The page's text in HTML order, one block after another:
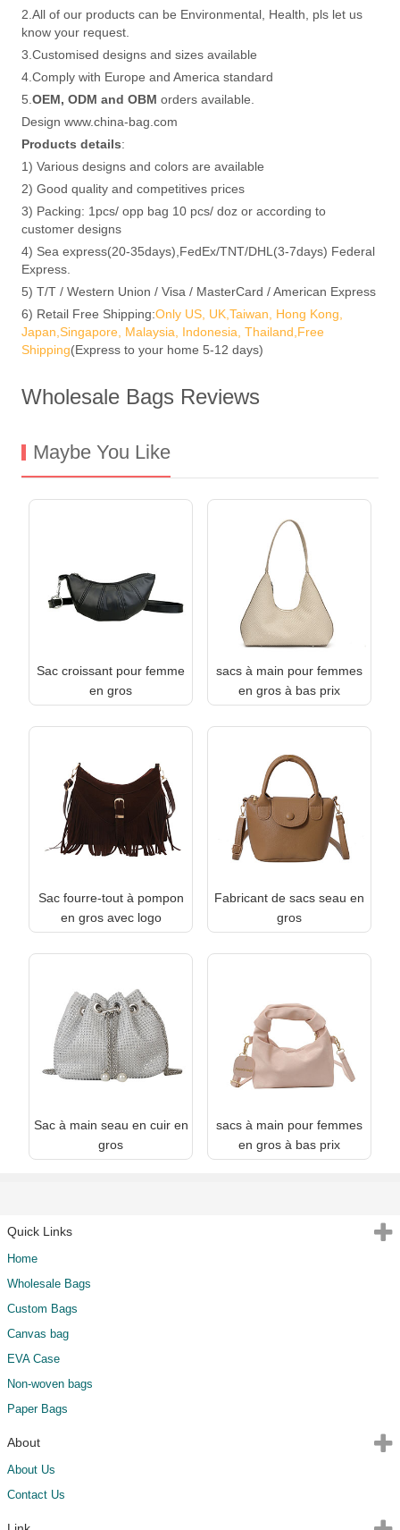
2.All of our products can be Environmental, Health, pls let us
know your request.
3.Customised designs and sizes available
4.Comply with Europe and America standard
5. OEM, ODM and OBM orders available.
Design www.china-bag.com
Products details:
1) Various designs and colors are available
2) Good quality and competitives prices
3) Packing: 1pcs/ opp bag 10 pcs/ doz or according to
customer designs
4) Sea express(20-35days),FedEx/TNT/DHL(3-7days) Federal
Express.
5) T/T / Western Union / Visa / MasterCard / American Express
6) Retail Free Shipping:Only US, UK,Taiwan, Hong Kong,
Japan,Singapore, Malaysia, Indonesia, Thailand,Free
Shipping(Express to your home 5-12 days)
Wholesale Bags Reviews
Maybe You Like
Sac croissant pour femme
en gros
sacs à main pour femmes
en gros à bas prix
Sac fourre-tout à pompon
en gros avec logo
Fabricant de sacs seau en
gros
Sac à main seau en cuir en
gros
sacs à main pour femmes
en gros à bas prix
Quick Links
Home
Wholesale Bags
Custom Bags
Canvas bag
EVA Case
Non-woven bags
Paper Bags
About
About Us
Contact Us